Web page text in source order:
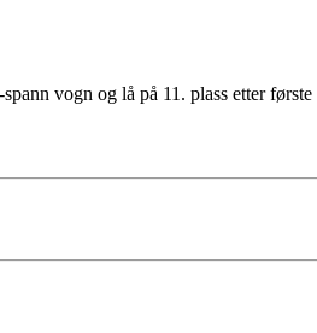
vogn og lå på 11. plass etter første